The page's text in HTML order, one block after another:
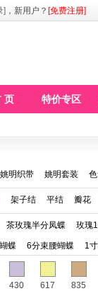
] ，新用户？ [免费注册]
页 特价专区
姚明织带 姚明套装
架子结 平结 瓣花
茶玫瑰半分凤蝶 玫瑰
蝶 6分束腰蝴蝶 1
430 617 835